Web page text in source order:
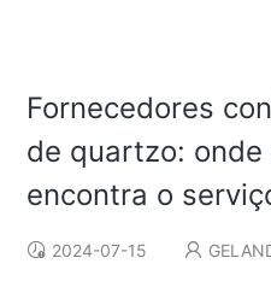
Fornecedores
de quartzo:
encontra o
2024-07-15